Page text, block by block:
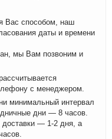
Вас способом, наш
даты и времени
мы Вам позвоним и
с менеджером.
минимальный интервал
дни — 8 часов.
— 1-2 дня, а